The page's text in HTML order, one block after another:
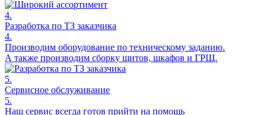
4.
Разработка по ТЗ заказчика
4.
Производим оборудование по техническому заданию.
А также производим сборку щитов, шкафов и ГРЩ.
5.
Сервисное обслуживание
5.
Наш сервис всегда готов прийти на помощь